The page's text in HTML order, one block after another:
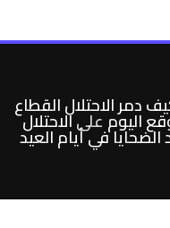
دمر الاحتلال القطاع
اليومعلىالاحتلال
في أيام العيد